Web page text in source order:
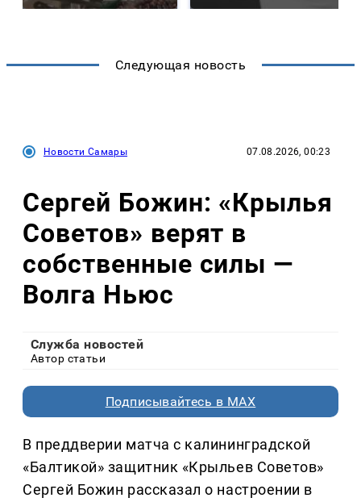
Следующая новость
Новости Самары 07.08.2026, 00:23
Сергей Божин: «Крылья
Советов» верят в
собственные силы —
Волга Ньюс
Служба новостей
Автор статьи
Подписывайтесь в MAX
В преддверии матча с калининградской
«Балтикой» защитник «Крыльев Советов»
Сергей Божин рассказал о настроении в